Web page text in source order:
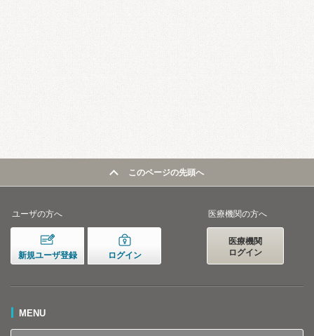
このページの先頭へ
ユーザの方へ
新規ユーザ登録 ログイン
医療機関の方へ
医療機関
ログイン
MENU